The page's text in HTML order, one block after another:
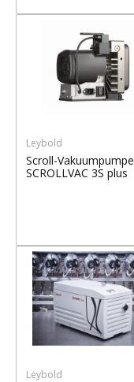
Leybold
Scroll-Vakuumpumpe
SCROLLVAC 3S plus
Leybold